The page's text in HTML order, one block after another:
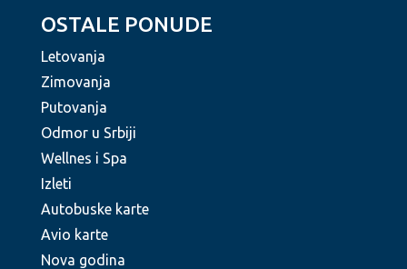
OSTALE PONUDE
Letovanja
Zimovanja
Putovanja
Odmor u Srbiji
Wellnes i Spa
Izleti
Autobuske karte
Avio karte
Nova godina